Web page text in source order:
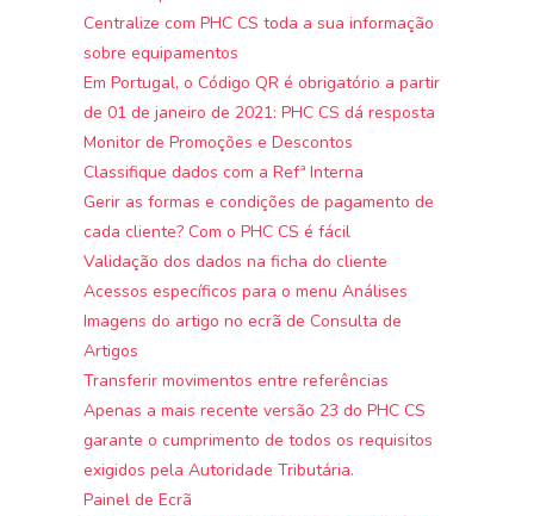
Centralize com PHC CS toda a sua informação
sobre equipamentos
Em Portugal, o Código QR é obrigatório a partir
de 01 de janeiro de 2021: PHC CS dá resposta
Monitor de Promoções e Descontos
Classifique dados com a Refª Interna
Gerir as formas e condições de pagamento de
cada cliente? Com o PHC CS é fácil
Validação dos dados na ficha do cliente
Acessos específicos para o menu Análises
Imagens do artigo no ecrã de Consulta de
Artigos
Transferir movimentos entre referências
Apenas a mais recente versão 23 do PHC CS
garante o cumprimento de todos os requisitos
exigidos pela Autoridade Tributária.
Painel de Ecrã